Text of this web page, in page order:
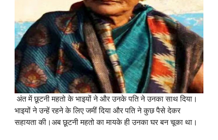
अंत में छूटनी महतो के भाइयों ने और उनके पति ने उनका साथ दिया।
भाइयों ने उन्हें रहने के लिए जमीं दिया और पति ने कुछ पैसे देकर
सहायता की।अब छूटनी महतो का मायके ही उनका घर बन चूका था।